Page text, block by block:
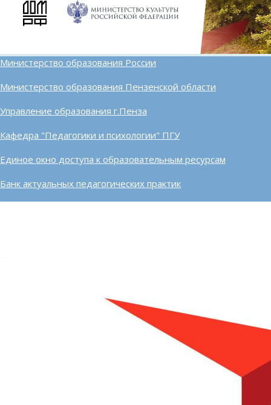
Министерство образования России
Министерство образования Пензенской области
Управление образования г.Пенза
Кафедра "Педагогики и психологии" ПГУ
Единое окно доступа к образовательным ресурсам
Банк актуальных педагогических практик